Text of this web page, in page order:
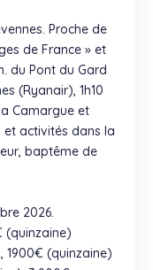
Proche de
de France » et
du Pont du Gard
(Ryanair), 1h10
Camargue et
et activités dans la
baptême de
2026.
(quinzaine)
1900€ (quinzaine)